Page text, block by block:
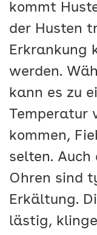
kommt
der Husten
Erkrankung
werden.
kann es zu
Temperatur
kommen,
selten. Auch
Ohren sind
Erkältung.
lästig,